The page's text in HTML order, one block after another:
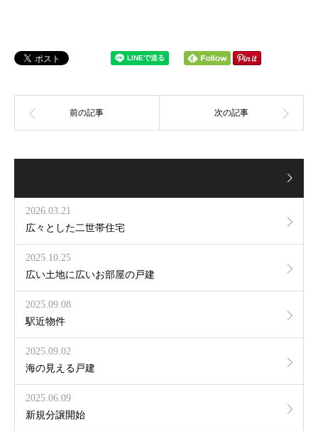
2026.03.21
広々とした二世帯住宅
2025.10.25
広い土地に広いお部屋の戸建
2025.09.08
駅近物件
2025.09.02
海の見える戸建
2025.06.09
新規分譲開始